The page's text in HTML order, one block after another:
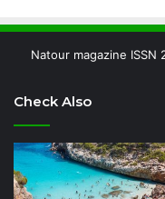
Natour magazine
Check Also